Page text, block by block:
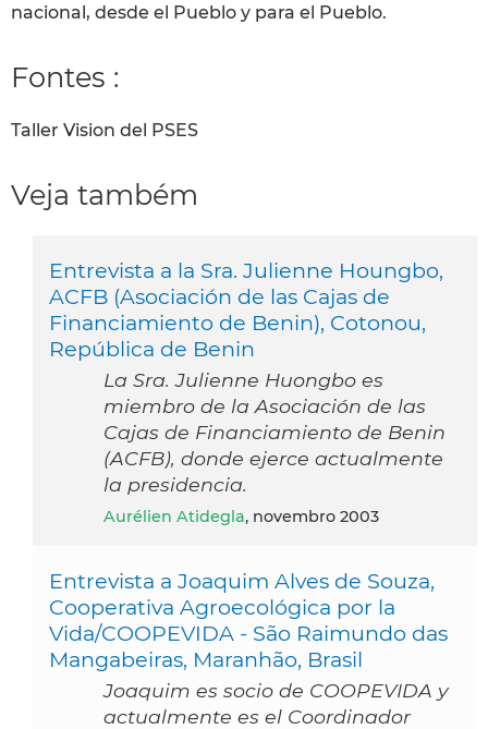
nacional, desde el Pueblo y para el Pueblo.
Fontes :
Taller Vision del PSES
Veja também
Entrevista a la Sra. Julienne Houngbo,
ACFB (Asociación de las Cajas de
Financiamiento de Benin), Cotonou,
República de Benin
La Sra. Julienne Huongbo es
miembro de la Asociación de las
Cajas de Financiamiento de Benin
(ACFB), donde ejerce actualmente
la presidencia.
Aurélien Atidegla, novembro 2003
Entrevista a Joaquim Alves de Souza,
Cooperativa Agroecológica por la
Vida/COOPEVIDA - São Raimundo das
Mangabeiras, Maranhão, Brasil
Joaquim es socio de COOPEVIDA y
actualmente es el Coordinador